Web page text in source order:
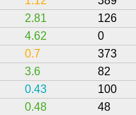
2.81 126
4.62 0
0.7 373
3.6 82
0.43 100
0.48 48